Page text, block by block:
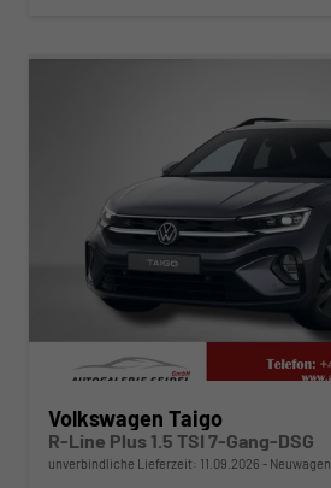
Volkswagen Taigo
R-Line Plus 1.5 TSI 7-Gang-DSG
unverbindliche Lieferzeit: 11.09.2026 Neuwagen